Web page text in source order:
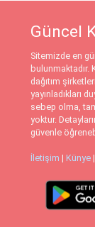
Güncel
Sitemizde en
dağıtım
yayınladıkları
sebep olma,
yoktur.
güvenle
İletişim | Künye |